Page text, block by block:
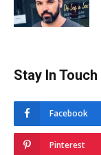
Stay In Touch
Facebook
Pinterest